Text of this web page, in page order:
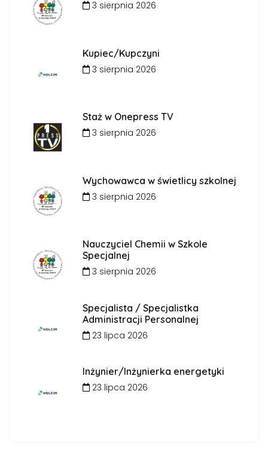
3 sierpnia 2026
Kupiec/Kupczyni
3 sierpnia 2026
Staż w Onepress TV
3 sierpnia 2026
Wychowawca w świetlicy szkolnej
3 sierpnia 2026
Nauczyciel Chemii w Szkole
Specjalnej
3 sierpnia 2026
Specjalista / Specjalistka
Administracji Personalnej
23 lipca 2026
Inżynier/Inżynierka energetyki
23 lipca 2026